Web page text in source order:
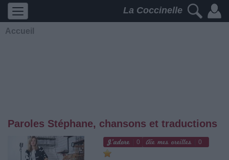
La Coccinelle
Accueil
Paroles Stéphane, chansons et traductions
0 0